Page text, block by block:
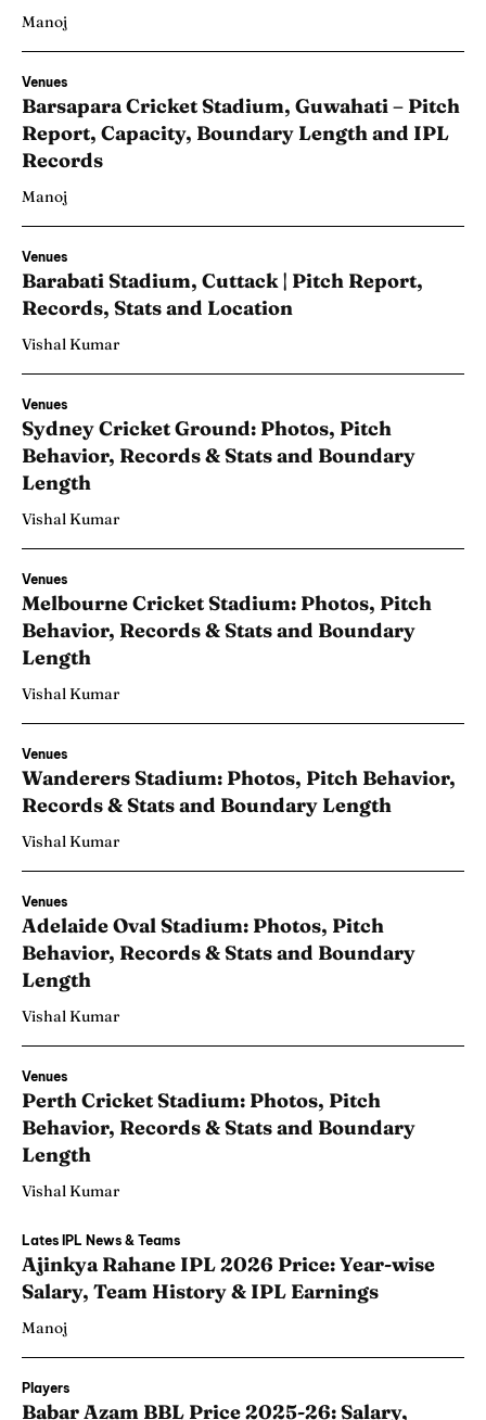
Manoj
Venues
Barsapara Cricket Stadium, Guwahati – Pitch
Report, Capacity, Boundary Length and IPL
Records
Manoj
Venues
Barabati Stadium, Cuttack | Pitch Report,
Records, Stats and Location
Vishal Kumar
Venues
Sydney Cricket Ground: Photos, Pitch
Behavior, Records & Stats and Boundary
Length
Vishal Kumar
Venues
Melbourne Cricket Stadium: Photos, Pitch
Behavior, Records & Stats and Boundary
Length
Vishal Kumar
Venues
Wanderers Stadium: Photos, Pitch Behavior,
Records & Stats and Boundary Length
Vishal Kumar
Venues
Adelaide Oval Stadium: Photos, Pitch
Behavior, Records & Stats and Boundary
Length
Vishal Kumar
Venues
Perth Cricket Stadium: Photos, Pitch
Behavior, Records & Stats and Boundary
Length
Vishal Kumar
Lates IPL News & Teams
Ajinkya Rahane IPL 2026 Price: Year-wise
Salary, Team History & IPL Earnings
Manoj
Players
Babar Azam BBL Price 2025-26: Salary,